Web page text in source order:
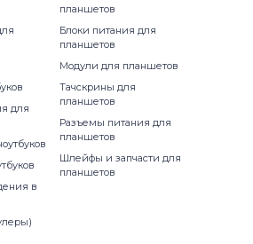
для
в
планшетов
Блоки питания для
планшетов
Модули для планшетов
Тачскрины для
планшетов
Разъемы питания для
планшетов
Шлейфы и запчасти для
планшетов